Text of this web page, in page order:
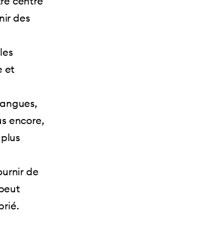
des
et
encore,
de